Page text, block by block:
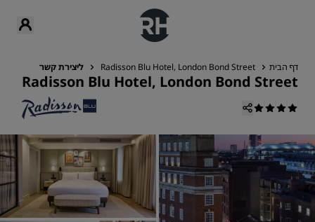
דף הבית Radisson Blu Hotel, London Bond Street ליצירת קשר
Radisson Blu Hotel, London Bond Street